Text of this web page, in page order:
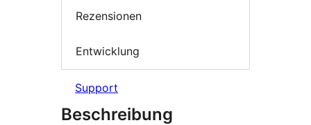
Rezensionen
Entwicklung
Support
Beschreibung